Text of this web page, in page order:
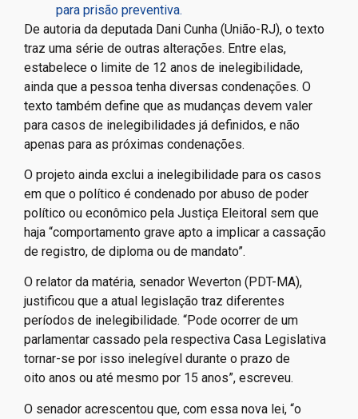
para prisão preventiva.
De autoria da deputada Dani Cunha (União-RJ), o texto
traz uma série de outras alterações. Entre elas,
estabelece o limite de 12 anos de inelegibilidade,
ainda que a pessoa tenha diversas condenações. O
texto também define que as mudanças devem valer
para casos de inelegibilidades já definidos, e não
apenas para as próximas condenações.
O projeto ainda exclui a inelegibilidade para os casos
em que o político é condenado por abuso de poder
político ou econômico pela Justiça Eleitoral sem que
haja “comportamento grave apto a implicar a cassação
de registro, de diploma ou de mandato”.
O relator da matéria, senador Weverton (PDT-MA),
justificou que a atual legislação traz diferentes
períodos de inelegibilidade. “Pode ocorrer de um
parlamentar cassado pela respectiva Casa Legislativa
tornar-se por isso inelegível durante o prazo de
oito anos ou até mesmo por 15 anos”, escreveu.
O senador acrescentou que, com essa nova lei, “o